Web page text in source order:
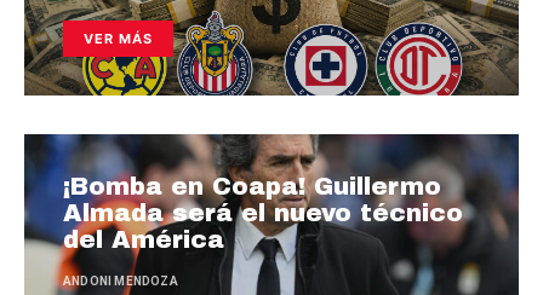
VER MÁS
¡Bomba en Coapa! Guillermo
Almada será el nuevo técnico
del América
ANDONI MENDOZA